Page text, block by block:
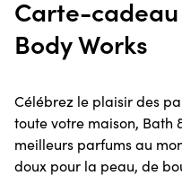
Carte-
Body Works
Célébrez le plaisir des
toute votre maison, Bath
meilleurs parfums au
doux pour la peau, de